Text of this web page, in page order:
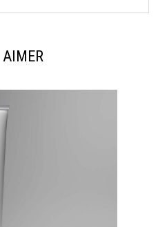
AIMER